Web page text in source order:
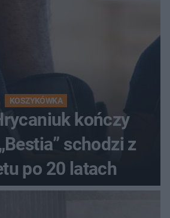
KOSZYKÓWKA
kończy
schodzi z
po 20 latach